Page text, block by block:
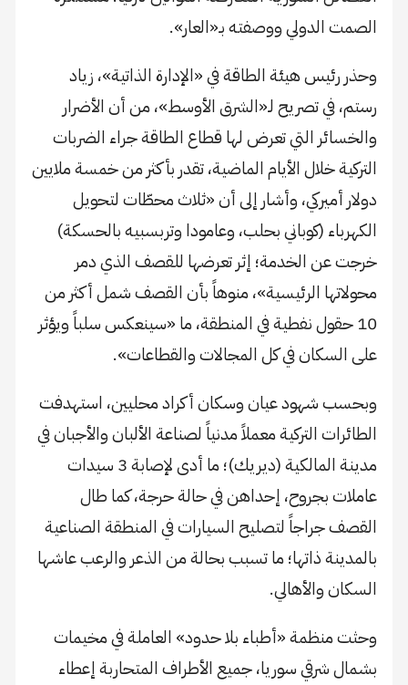
الصمت الدولي ووصفته بـ«العار».
وحذر رئيس هيئة الطاقة في «الإدارة الذاتية»، زياد
رستم، في تصريح لـ«الشرق الأوسط»، من أن الأضرار
والخسائر التي تعرض لها قطاع الطاقة جراء الضربات
التركية خلال الأيام الماضية، تقدر بأكثر من خمسة ملايين
دولار أميركي، وأشار إلى أن «ثلاث محطّات لتحويل
الكهرباء (كوباني بحلب، وعامودا وتربسبيه بالحسكة)
خرجت عن الخدمة؛ إثر تعرضها للقصف الذي دمر
محولاتها الرئيسية»، منوهاً بأن القصف شمل أكثر من
10 حقول نفطية في المنطقة، ما «سينعكس سلباً ويؤثر
على السكان في كل المجالات والقطاعات».
وبحسب شهود عيان وسكان أكراد محليين، استهدفت
الطائرات التركية معملاً مدنياً لصناعة الألبان والأجبان في
مدينة المالكية (ديريك)؛ ما أدى لإصابة 3 سيدات
عاملات بجروح، إحداهن في حالة حرجة، كما طال
القصف جراجاً لتصليح السيارات في المنطقة الصناعية
بالمدينة ذاتها؛ ما تسبب بحالة من الذعر والرعب عاشها
السكان والأهالي.
وحثت منظمة «أطباء بلا حدود» العاملة في مخيمات
بشمال شرقي سوريا، جميع الأطراف المتحاربة إعطاء